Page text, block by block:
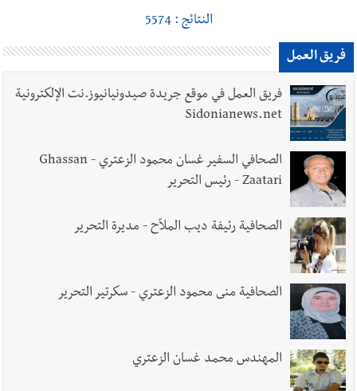
النتائج : 5574
فريق العمل
فريق العمل في موقع جريدة صيدونيانيوز.نت الإلكترونية
Sidonianews.net
الصحافي السفير غسان محمود الزعتري - Ghassan
Zaatari - رئيس التحرير
الصحافية رئيفة ديب الملاّح - مديرة التحرير
الصحافية منى محمود الزعتري - سكرتير التحرير
المهندس محمد غسان الزعتري